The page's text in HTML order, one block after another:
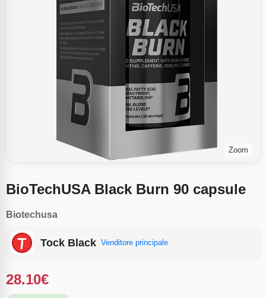
Zoom
BioTechUSA Black Burn 90 capsule
Biotechusa
Tock Black Venditore principale
28.10€